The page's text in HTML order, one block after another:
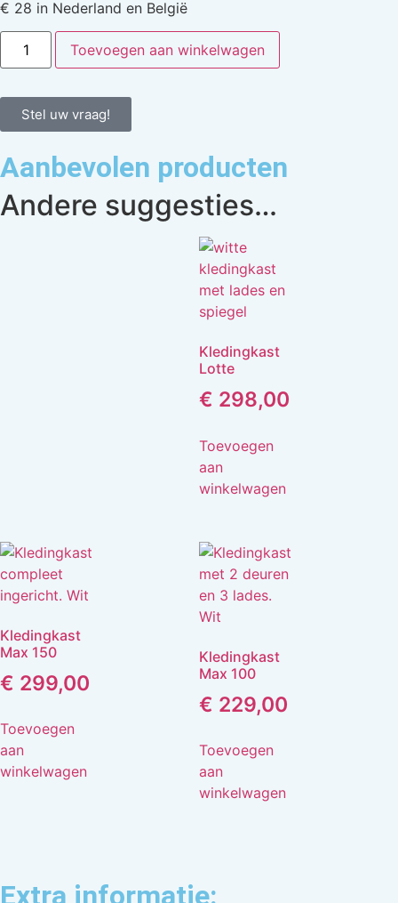
€ 28 in Nederland en België
Toevoegen aan winkelwagen
Stel uw vraag!
Aanbevolen producten
Andere suggesties…
Kledingkast
Lotte
€ 298,00
Toevoegen
aan
winkelwagen
Kledingkast
Max 150
€ 299,00
Toevoegen
aan
winkelwagen
Kledingkast
Max 100
€ 229,00
Toevoegen
aan
winkelwagen
Extra informatie: